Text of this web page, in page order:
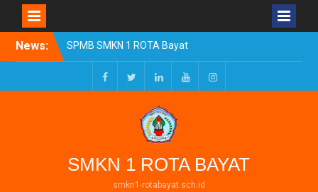
News:
SPMB SMKN 1 ROTA Bayat
Tahun Ajaran 2026/2027
Resmi Dibuka
Pengumuman Kelulusan
Tahun Ajaran 2025-2026
Realisasi Dana BOSP
Reguler Tahap 1 Tahun
FacebookTwitterLinkedInYoutubeInstagram
SMKN 1 ROTA BAYAT
smkn1-rotabayat.sch.id